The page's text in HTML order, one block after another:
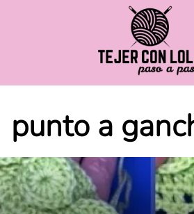
punto a